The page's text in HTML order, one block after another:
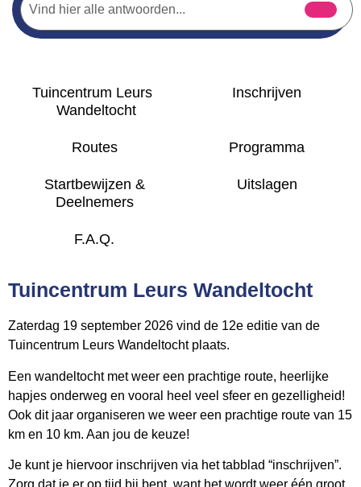
Tuincentrum Leurs
Wandeltocht
Inschrijven
Routes Programma
Startbewijzen &
Deelnemers
Uitslagen
F.A.Q.
Tuincentrum Leurs Wandeltocht
Zaterdag 19 september 2026 vind de 12e editie van de
Tuincentrum Leurs Wandeltocht plaats.
Een wandeltocht met weer een prachtige route, heerlijke
hapjes onderweg en vooral heel veel sfeer en gezelligheid!
Ook dit jaar organiseren we weer een prachtige route van 15
km en 10 km. Aan jou de keuze!
Je kunt je hiervoor inschrijven via het tabblad “inschrijven”.
Zorg dat je er op tijd bij bent, want het wordt weer één groot